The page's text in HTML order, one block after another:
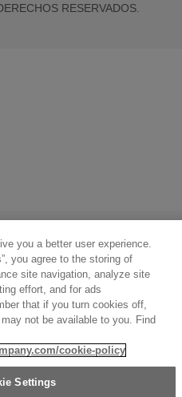
RESERVADOS.
you a better user experience.
you agree to the storing of
site navigation, analyze site
effort, and for ads
that if you turn cookies off,
not be available to you. Find
cookie-policy
Settings